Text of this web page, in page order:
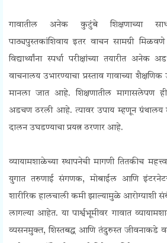
गावातील अनेक कुटुंबे शिक्षणाच्या
पाठ्यपुस्तकांशिवाय इतर वाचन सामग्री
विद्यार्थ्यांना स्पर्धा परीक्षांच्या तयारीत अनेक
वाचनालय उभारण्याचा प्रस्ताव गावाच्या शैक्षणिक
मानला जात आहे. शिक्षणातील मागासलेपण ही
अडचण ठरली आहे. त्यावर उपाय म्हणून ग्रंथालय
दालन उघडण्याचा प्रयत्न ठरणार आहे.
व्यायामशाळेच्या स्थापनेची मागणी तितकीच
युगात तरुणाई संगणक, मोबाईल आणि
शारीरिक हालचाली कमी झाल्यामुळे आरोग्याशी
लागल्या आहेत. या पार्श्वभूमीवर गावात
व्यसनमुक्त, शिस्तबद्ध आणि तंदुरुस्त जीवनाकडे